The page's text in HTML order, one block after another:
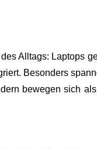
Alltags: Laptops
Besonders
bewegen sich